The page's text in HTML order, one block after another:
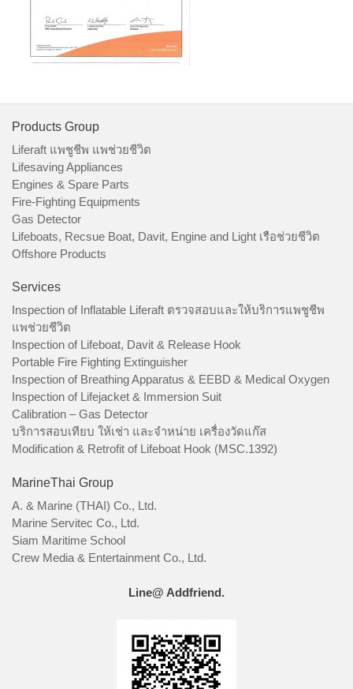
Products Group
Liferaft แพชูชีพ แพช่วยชีวิต
Lifesaving Appliances
Engines & Spare Parts
Fire-Fighting Equipments
Gas Detector
Lifeboats, Recsue Boat, Davit, Engine and Light เรือช่วยชีวิต
Offshore Products
Services
Inspection of Inflatable Liferaft ตรวจสอบและให้บริการแพชูชีพ
แพช่วยชีวิต
Inspection of Lifeboat, Davit & Release Hook
Portable Fire Fighting Extinguisher
Inspection of Breathing Apparatus & EEBD & Medical Oxygen
Inspection of Lifejacket & Immersion Suit
Calibration – Gas Detector
บริการสอบเทียบ ให้เช่า และจำหน่าย เครื่องวัดแก๊ส
Modification & Retrofit of Lifeboat Hook (MSC.1392)
MarineThai Group
A. & Marine (THAI) Co., Ltd.
Marine Servitec Co., Ltd.
Siam Maritime School
Crew Media & Entertainment Co., Ltd.
Line@ Addfriend.